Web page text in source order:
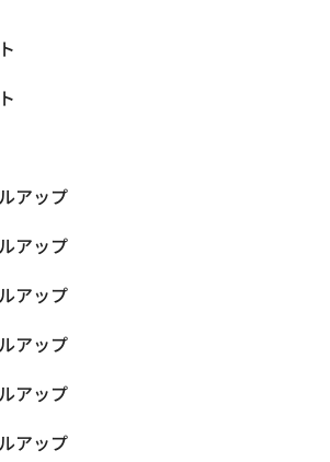
アップ
アップ
アップ
アップ
アップ
アップ